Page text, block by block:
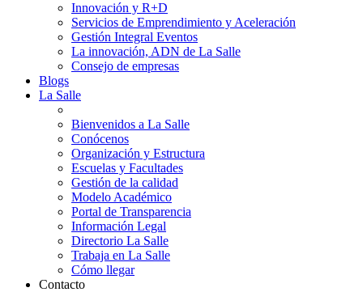
Innovación y R+D
Servicios de Emprendimiento y Aceleración
Gestión Integral Eventos
La innovación, ADN de La Salle
Consejo de empresas
Blogs
La Salle
Bienvenidos a La Salle
Conócenos
Organización y Estructura
Escuelas y Facultades
Gestión de la calidad
Modelo Académico
Portal de Transparencia
Información Legal
Directorio La Salle
Trabaja en La Salle
Cómo llegar
Contacto